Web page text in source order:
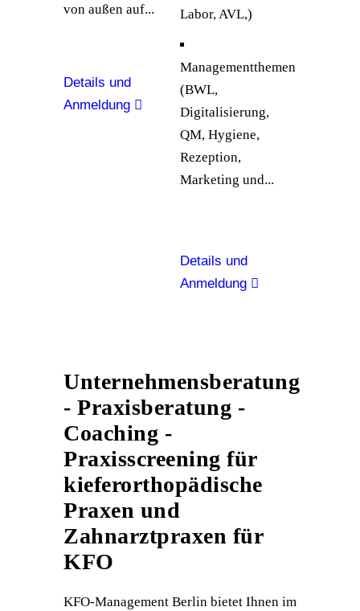
von außen auf...
Details und
Anmeldung
Labor, AVL,)
Managementthemen
(BWL,
Digitalisierung,
QM, Hygiene,
Rezeption,
Marketing und...
Details und
Anmeldung
Unternehmensberatung
- Praxisberatung -
Coaching -
Praxisscreening für
kieferorthopädische
Praxen und
Zahnarztpraxen für
KFO
KFO-Management Berlin bietet Ihnen im